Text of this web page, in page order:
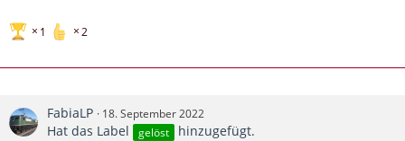
1 2
FabiaLP 18. September 2022
Hat das Label gelöst hinzugefügt.